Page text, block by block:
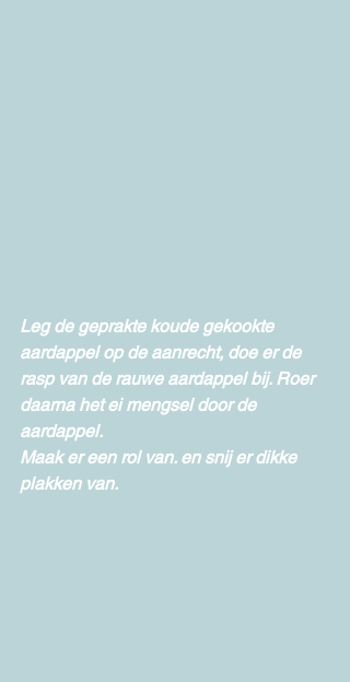
Leg de geprakte koude gekookte
aardappel op de aanrecht, doe er de
rasp van de rauwe aardappel bij. Roer
daarna het ei mengsel door de
aardappel.
Maak er een rol van. en snij er dikke
plakken van.